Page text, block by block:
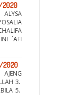
2020
ALYSA
`AFI
2020
AJENG
3.
5.